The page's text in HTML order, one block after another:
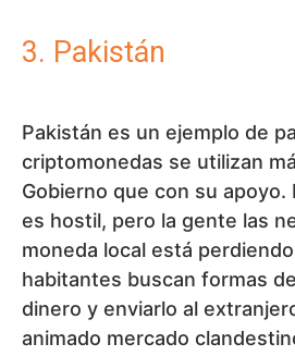
3. Pakistán
Pakistán es un ejemplo de
criptomonedas se utilizan
Gobierno que con su apoyo.
es hostil, pero la gente las
moneda local está
habitantes buscan formas
dinero y enviarlo al
animado mercado